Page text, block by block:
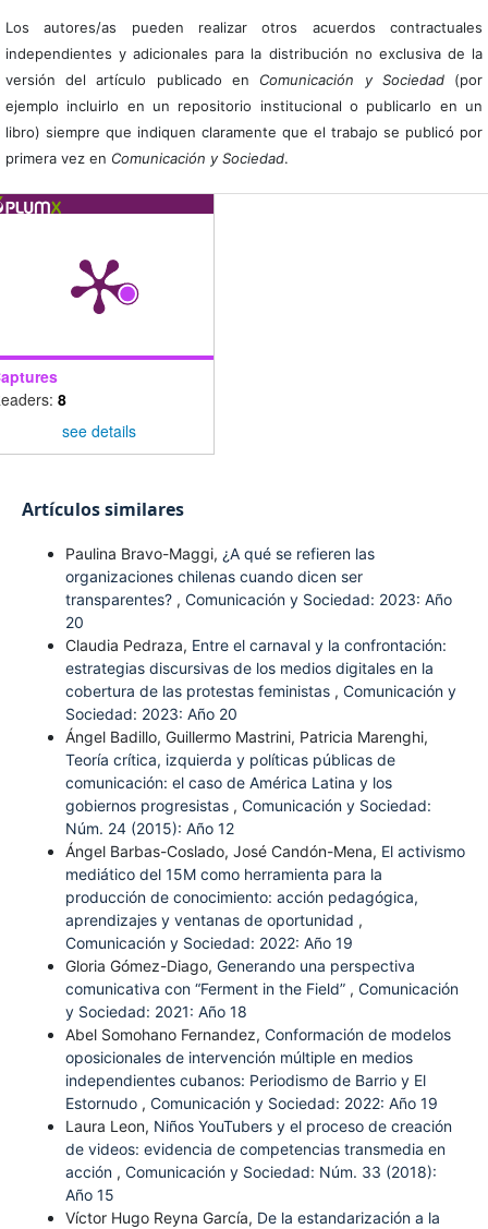
Los autores/as pueden realizar otros acuerdos contractuales
independientes y adicionales para la distribución no exclusiva de la
versión del artículo publicado en Comunicación y Sociedad(por
ejemplo incluirlo en un repositorio institucional o publicarlo en un
libro) siempre que indiquen claramente que el trabajo se publicó por
primera vez en Comunicación y Sociedad.
8
see details
Artículos similares
Paulina Bravo-Maggi, ¿A qué se refieren las
organizaciones chilenas cuando dicen ser
transparentes? , Comunicación y Sociedad: 2023: Año
20
Claudia Pedraza, Entre el carnaval y la confrontación:
estrategias discursivas de los medios digitales en la
cobertura de las protestas feministas , Comunicación y
Sociedad: 2023: Año 20
Ángel Badillo, Guillermo Mastrini, Patricia Marenghi,
Teoría crítica, izquierda y políticas públicas de
comunicación: el caso de América Latina y los
gobiernos progresistas , Comunicación y Sociedad:
Núm. 24 (2015): Año 12
Ángel Barbas-Coslado, José Candón-Mena, El activismo
mediático del 15M como herramienta para la
producción de conocimiento: acción pedagógica,
aprendizajes y ventanas de oportunidad ,
Comunicación y Sociedad: 2022: Año 19
Gloria Gómez-Diago, Generando una perspectiva
comunicativa con “Ferment in the Field” , Comunicación
y Sociedad: 2021: Año 18
Abel Somohano Fernandez, Conformación de modelos
oposicionales de intervención múltiple en medios
independientes cubanos: Periodismo de Barrio y El
Estornudo , Comunicación y Sociedad: 2022: Año 19
Laura Leon, Niños YouTubers y el proceso de creación
de videos: evidencia de competencias transmedia en
acción , Comunicación y Sociedad: Núm. 33 (2018):
Año 15
Víctor Hugo Reyna García, De la estandarización a la